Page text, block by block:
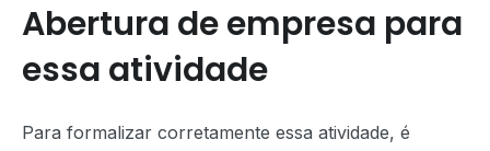
Abertura de empresa para
essa atividade
Para formalizar corretamente essa atividade, é